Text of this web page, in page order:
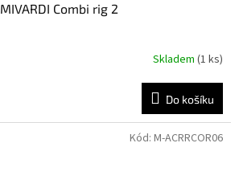
MIVARDI Combi rig 2
Skladem (1 ks)
Do košíku
Kód: M-ACRRCOR06